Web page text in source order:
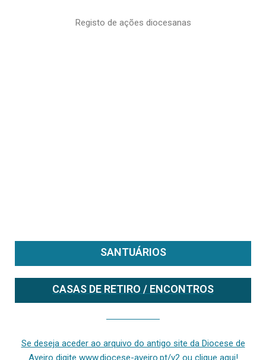
Registo de ações diocesanas
SANTUÁRIOS
CASAS DE RETIRO / ENCONTROS
Se deseja aceder ao arquivo do antigo site da Diocese de
Aveiro digite www.diocese-aveiro.pt/v2 ou clique aqui!